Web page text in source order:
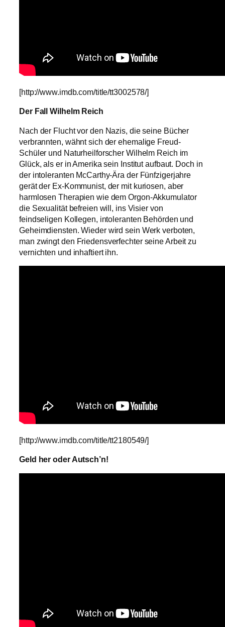
[http://www.imdb.com/title/tt3002578/]
Der Fall Wilhelm Reich
Nach der Flucht vor den Nazis, die seine Bücher
verbrannten, wähnt sich der ehemalige Freud-
Schüler und Naturheilforscher Wilhelm Reich im
Glück, als er in Amerika sein Institut aufbaut. Doch in
der intoleranten McCarthy-Ära der Fünfzigerjahre
gerät der Ex-Kommunist, der mit kuriosen, aber
harmlosen Therapien wie dem Orgon-Akkumulator
die Sexualität befreien will, ins Visier von
feindseligen Kollegen, intoleranten Behörden und
Geheimdiensten. Wieder wird sein Werk verboten,
man zwingt den Friedensverfechter seine Arbeit zu
vernichten und inhaftiert ihn.
[http://www.imdb.com/title/tt2180549/]
Geld her oder Autsch’n!